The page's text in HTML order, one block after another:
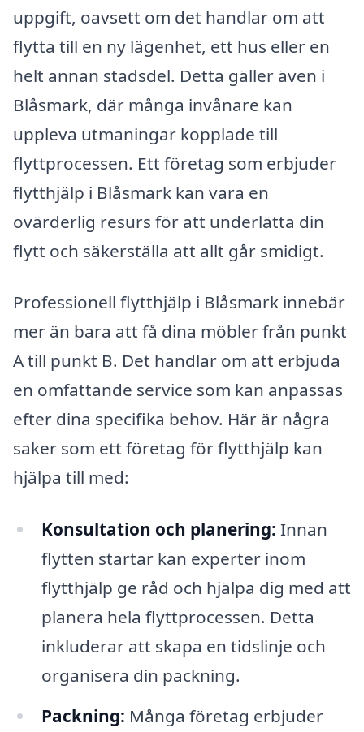
uppgift, oavsett om det handlar om att
flytta till en ny lägenhet, ett hus eller en
helt annan stadsdel. Detta gäller även i
Blåsmark, där många invånare kan
uppleva utmaningar kopplade till
flyttprocessen. Ett företag som erbjuder
flytthjälp i Blåsmark kan vara en
ovärderlig resurs för att underlätta din
flytt och säkerställa att allt går smidigt.
Professionell flytthjälp i Blåsmark innebär
mer än bara att få dina möbler från punkt
A till punkt B. Det handlar om att erbjuda
en omfattande service som kan anpassas
efter dina specifika behov. Här är några
saker som ett företag för flytthjälp kan
hjälpa till med:
Konsultation och planering: Innan
flytten startar kan experter inom
flytthjälp ge råd och hjälpa dig med att
planera hela flyttprocessen. Detta
inkluderar att skapa en tidslinje och
organisera din packning.
Packning: Många företag erbjuder